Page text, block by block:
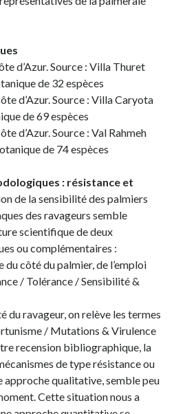
d’Azur. Source : Villa Thuret
de 32 espèces
d’Azur. Source : Villa Caryota
de 69 espèces
d’Azur. Source : Val Rahmeh
de 74 espèces
: résistance et
de la sensibilité des palmiers
des ravageurs semble
scientifique de deux
ou complémentaires :
du côté du palmier, de l’emploi
/ Tolérance / Sensibilité &
du ravageur, on relève les termes
/ Mutations & Virulence
recension bibliographique, la
de type résistance ou
approche qualitative, semble peu
Cette situation nous a